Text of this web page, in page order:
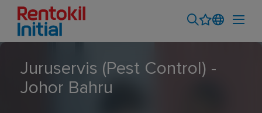
Juruservis (Pest Control) -
Johor Bahru